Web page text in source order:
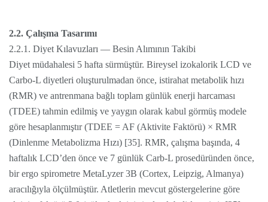
2.2. Çalışma Tasarımı
2.2.1. Diyet Kılavuzları — Besin Alımının Takibi
Diyet müdahalesi 5 hafta sürmüştür. Bireysel izokalorik LCD ve
Carbo-L diyetleri oluşturulmadan önce, istirahat metabolik hızı
(RMR) ve antrenmana bağlı toplam günlük enerji harcaması
(TDEE) tahmin edilmiş ve yaygın olarak kabul görmüş modele
göre hesaplanmıştır (TDEE = AF (Aktivite Faktörü) × RMR
(Dinlenme Metabolizma Hızı) [35]. RMR, çalışma başında, 4
haftalık LCD’den önce ve 7 günlük Carb-L prosedüründen önce,
bir ergo spirometre MetaLyzer 3B (Cortex, Leipzig, Almanya)
aracılığıyla ölçülmüştür. Atletlerin mevcut göstergelerine göre